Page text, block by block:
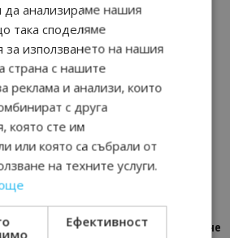
картичка от…”: Петрич – Изживяване
да анализираме нашия
така споделяме
използването на нашия
страна с нашите
реклама и анализи, които
с друга
която сте им
или която са събрали от
на техните услуги.
Ефективност